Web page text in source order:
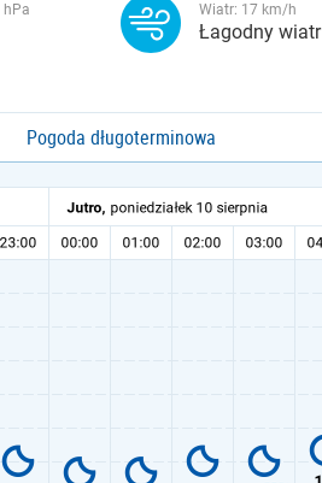
hPa Wiatr: 17 km/h
Łagodny wiatr
Pogoda długoterminowa